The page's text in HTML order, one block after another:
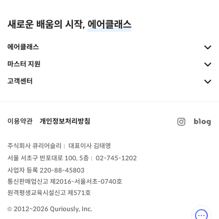
새로운 배움의 시작, 에어클래스
에어클래스
마스터 지원
고객센터
이용약관 개인정보처리방침
주식회사 큐리어슬리
대표이사 김태영
서울 서초구 반포대로 100, 5층
02-745-1202
사업자 등록 220-88-45803
통신판매업신고제2016-서울서초-0740호
원격평생교육시설신고 제571호
© 2012~2026 Quriously, Inc.